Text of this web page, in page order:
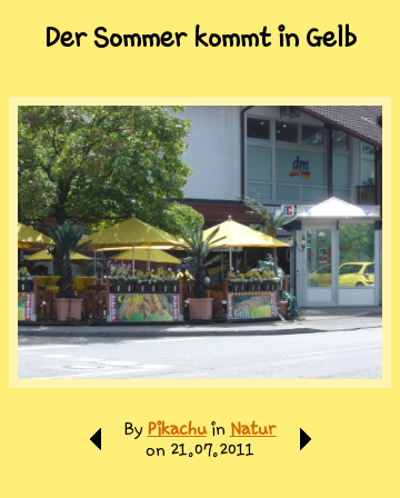
Der Sommer kommt in Gelb
By Pikachuin Natur
on 21.07.2011